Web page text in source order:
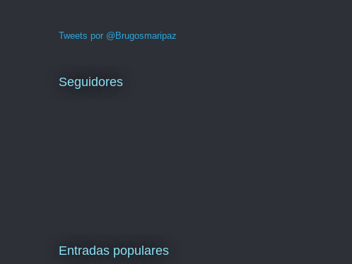
Tweets por @Brugosmaripaz
Seguidores
Entradas populares